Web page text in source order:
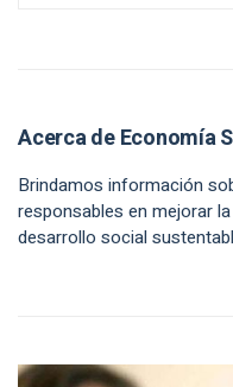
Acerca de Economía
Brindamos información
responsables en mejorar
desarrollo social